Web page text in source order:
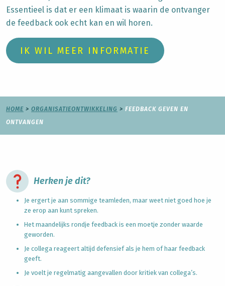
Essentieel is dat er een klimaat is waarin de ontvanger
de feedback ook echt kan en wil horen.
IK WIL MEER INFORMATIE
HOME > ORGANISATIEONTWIKKELING > FEEDBACK GEVEN EN
ONTVANGEN
Herken je dit?
Je ergert je aan sommige teamleden, maar weet niet goed hoe je
ze erop aan kunt spreken.
Het maandelijks rondje feedback is een moetje zonder waarde
geworden.
Je collega reageert altijd defensief als je hem of haar feedback
geeft.
Je voelt je regelmatig aangevallen door kritiek van collega’s.